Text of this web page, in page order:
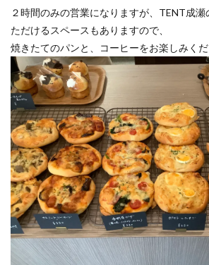
２時間のみの営業になりますが、TENT成
ただけるスペースもありますので、
焼きたてのパンと、コーヒーをお楽しみくだ